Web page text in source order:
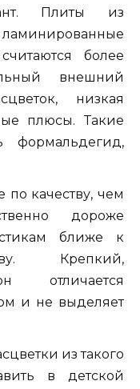
Плиты из
более
внешний
низкая
плюсы. Такие
формальдегид,
качеству, чем
дороже
ближе к
Крепкий,
отличается
и не выделяет
из такого
в детской